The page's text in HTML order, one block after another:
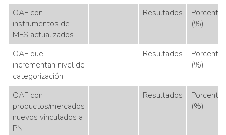
OAF con
instrumentos de
MFS actualizados
Resultados
(%)
OAF que
incrementan nivel de
categorización
Resultados
(%)
OAF con
productos/mercados
nuevos vinculados a
PN
Resultados
(%)